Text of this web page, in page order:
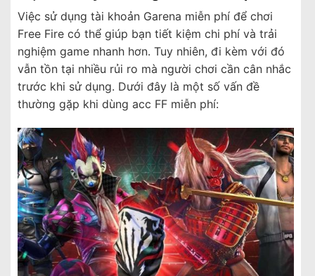
Việc sử dụng tài khoản Garena miễn phí để chơi
Free Fire có thể giúp bạn tiết kiệm chi phí và trải
nghiệm game nhanh hơn. Tuy nhiên, đi kèm với đó
vẫn tồn tại nhiều rủi ro mà người chơi cần cân nhắc
trước khi sử dụng. Dưới đây là một số vấn đề
thường gặp khi dùng acc FF miễn phí: